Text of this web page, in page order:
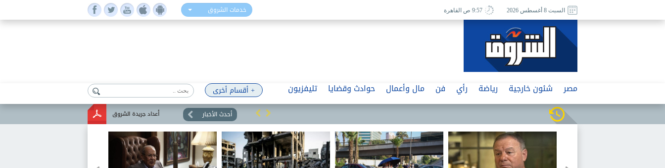
خدمات الشروق السبت 8 أغسطس 2026 9:57 ص القاهرة
+ أقسام أخرى مصر شئون خارجية رياضة رأي فن مال وأعمال حوادث وقضايا تليفزيون
أعداد جريدة الشروق أحدث الأخبار